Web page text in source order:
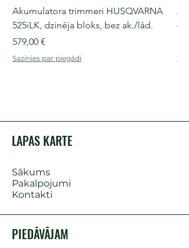
Akumulatora trimmeri HUSQVARNA
525iLK, dzinēja bloks, bez ak./lād.
Cena
579,00 €
Sazinies par piegādi
LAPAS KARTE
Sākums
Pakalpojumi
Kontakti
PIEDĀVĀJAM